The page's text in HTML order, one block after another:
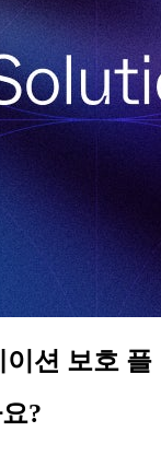
션 보호 플
?